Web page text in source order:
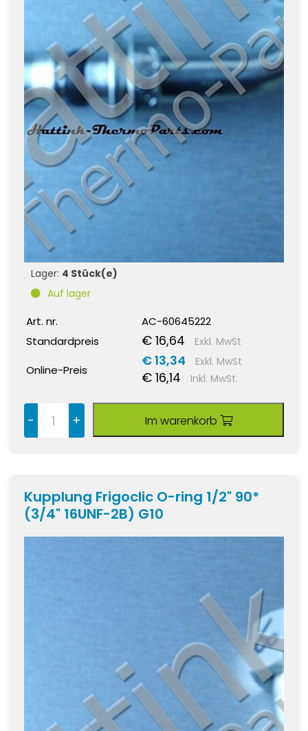
Lager: 4 Stück(e)
Auf lager
Art. nr.
AC-60645222
Standardpreis
€ 16,64 Exkl. MwSt
Online-Preis
€ 13,34 Exkl. MwSt
€ 16,14 Inkl. MwSt.
- + Im warenkorb
Kupplung Frigoclic O-ring 1/2" 90*
(3/4" 16UNF-2B) G10